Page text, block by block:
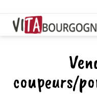
coupeurs/